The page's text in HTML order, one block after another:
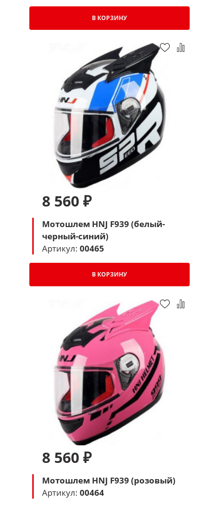
В КОРЗИНУ
8 560 ₽
Мотошлем HNJ F939 (белый-
черный-синий)
Артикул: 00465
В КОРЗИНУ
8 560 ₽
Мотошлем HNJ F939 (розовый)
Артикул: 00464